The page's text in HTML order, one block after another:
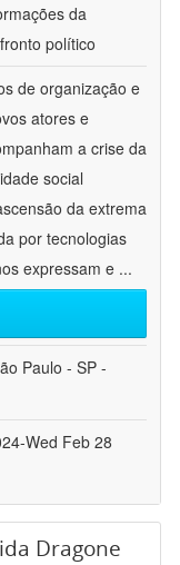
da
político
de organização e
atores e
a crise da
social
da extrema
por tecnologias
expressam e ...
Paulo - SP -
Wed Feb 28
Dragone